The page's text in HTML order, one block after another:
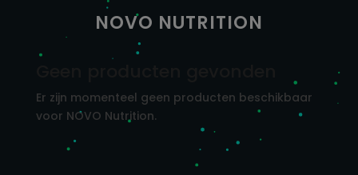
NOVO NUTRITION
Er zijn momenteel geen producten beschikbaar
voor NOVO Nutrition.